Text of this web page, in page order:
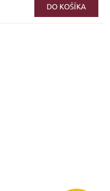
DO KOŠÍKA